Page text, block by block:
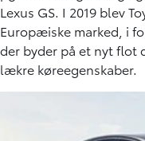
Lexus GS. I 2019 blev
Europæiske marked, i
der byder på et nyt flot
lækre køreegenskaber.